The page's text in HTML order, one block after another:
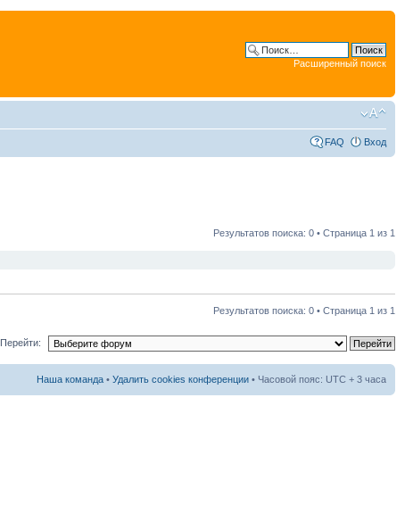
Расширенный поиск
FAQ Вход
Результатов поиска: 0 • Страница 1 из 1
Результатов поиска: 0 • Страница 1 из 1
Перейти:
Наша команда • Удалить cookies конференции • Часовой пояс: UTC + 3 часа